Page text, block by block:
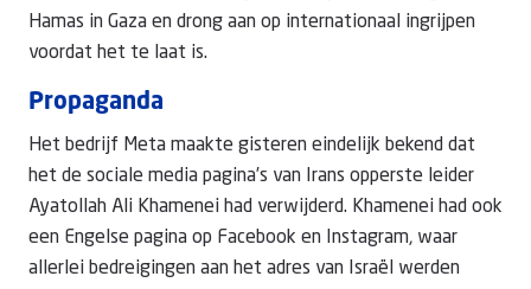
Hamas in Gaza en drong aan op internationaal ingrijpen
voordat het te laat is.
Propaganda
Het bedrijf Meta maakte gisteren eindelijk bekend dat
het de sociale media pagina’s van Irans opperste leider
Ayatollah Ali Khamenei had verwijderd. Khamenei had ook
een Engelse pagina op Facebook en Instagram, waar
allerlei bedreigingen aan het adres van Israël werden